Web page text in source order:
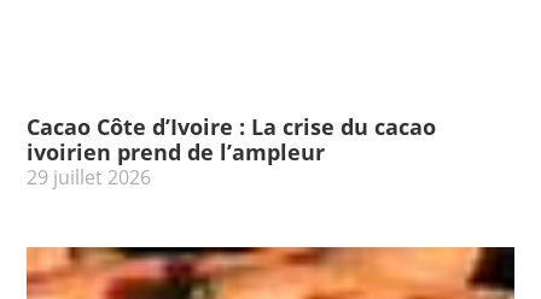
Cacao Côte d’Ivoire : La crise du cacao
ivoirien prend de l’ampleur
29 juillet 2026